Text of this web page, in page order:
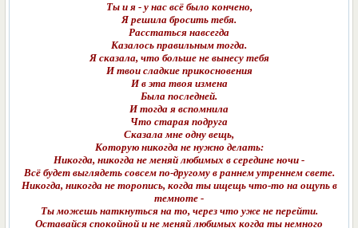
Ты и я - у нас всё было кончено,
Я решила бросить тебя.
Расстаться навсегда
Казалось правильным тогда.
Я сказала, что больше не вынесу тебя
И твои сладкие прикосновения
И в эта твоя измена
Была последней.
И тогда я вспомнила
Что старая подруга
Сказала мне одну вещь,
Которую никогда не нужно делать:
Никогда, никогда не меняй любимых в середине ночи -
Всё будет выглядеть совсем по-другому в раннем утреннем свете.
Никогда, никогда не торопись, когда ты ищещь что-то на ощупь в
темноте -
Ты можешь наткнуться на то, через что уже не перейти.
Оставайся спокойной и не меняй любимых когда ты немного